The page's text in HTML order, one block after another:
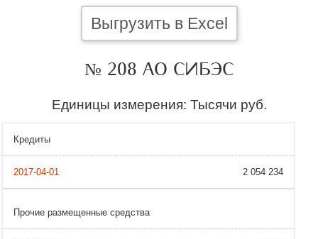
Выгрузить в Excel
№ 208 АО СИБЭС
Единицы измерения: Тысячи руб.
Кредиты
2 054 234
Прочие размещенные средства